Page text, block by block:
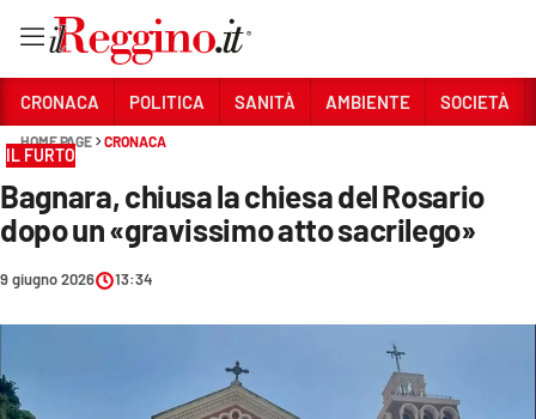
Sezioni
CRONACA
POLITICA
SOCIETÀ
CRONACA POLITICA SANITÀ AMBIENTE SOCIETÀ
HOME PAGE CRONACA
IL FURTO
Bagnara, chiusa la chiesa del Rosario
dopo un «gravissimo atto sacrilego»
9 giugno 2026 13:34